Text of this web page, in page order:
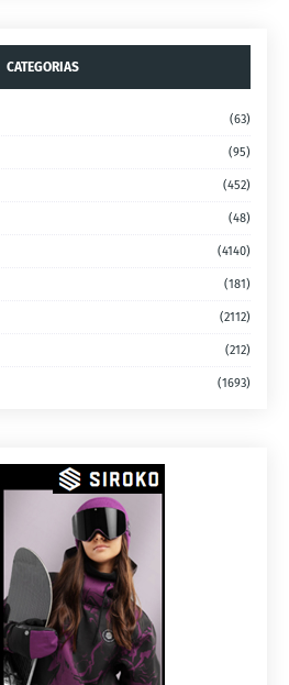
CATEGORIAS
(63)
(95)
(452)
(48)
(4140)
(181)
(2112)
(212)
(1693)